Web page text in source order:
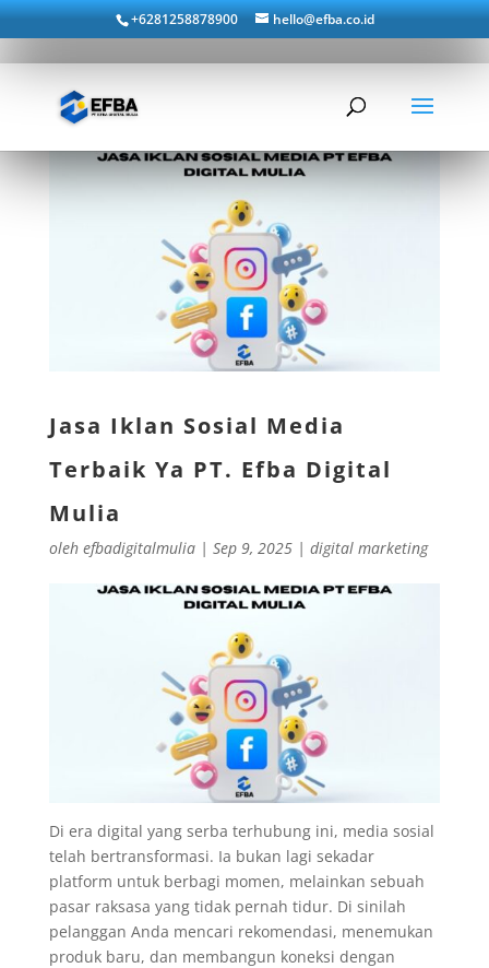
+6281258878900 hello@efba.co.id
Jasa Iklan Sosial Media
Terbaik Ya PT. Efba Digital
Mulia
oleh efbadigitalmulia| Sep 9, 2025| digital marketing
Di era digital yang serba terhubung ini, media sosial
telah bertransformasi. Ia bukan lagi sekadar
platform untuk berbagi momen, melainkan sebuah
pasar raksasa yang tidak pernah tidur. Di sinilah
pelanggan Anda mencari rekomendasi, menemukan
produk baru, dan membangun koneksi dengan